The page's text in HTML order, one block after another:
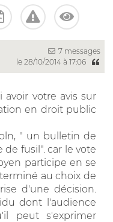
7 messages
le 28/10/2014 à 17:06
avoir votre avis sur
en droit public
" un bulletin de
fusil". car le vote
participe en se
au choix de
d'une décision.
dont l'audience
peut s'exprimer